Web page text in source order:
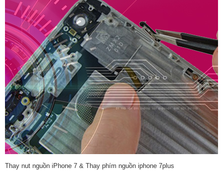
Thay nut nguồn iPhone 7 & Thay phím nguồn iphone 7plus